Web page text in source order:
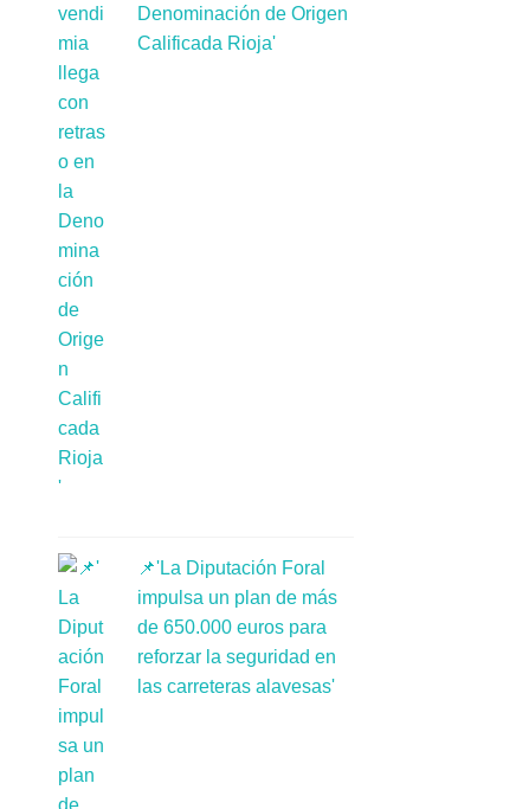
Denominación de Origen
Calificada Rioja'
📌'La Diputación Foral
impulsa un plan de más
de 650.000 euros para
reforzar la seguridad en
las carreteras alavesas'